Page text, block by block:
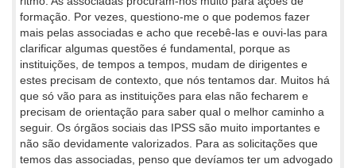
formação. Por vezes, questiono-me o que podemos fazer
mais pelas associadas e acho que recebê-las e ouvi-las para
clarificar algumas questões é fundamental, porque as
instituições, de tempos a tempos, mudam de dirigentes e
estes precisam de contexto, que nós tentamos dar. Muitos há
que só vão para as instituições para elas não fecharem e
precisam de orientação para saber qual o melhor caminho a
seguir. Os órgãos sociais das IPSS são muito importantes e
não são devidamente valorizados. Para as solicitações que
temos das associadas, penso que devíamos ter um advogado